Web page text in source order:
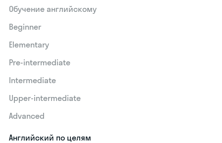
Обучение английскому
Beginner
Elementary
Pre-intermediate
Intermediate
Upper-intermediate
Advanced
Английский по целям